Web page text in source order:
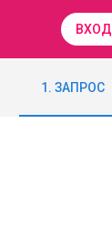
ВХОД
1. ЗАПРОС